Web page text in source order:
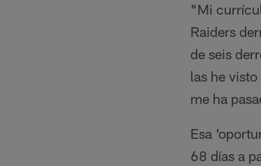
"Mi
Raiders
de seis
las he
me ha
Esa
68 días a